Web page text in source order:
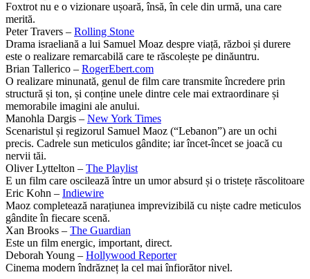
Foxtrot nu e o vizionare ușoară, însă, în cele din urmă, una care
merită.
Peter Travers – Rolling Stone
Drama israeliană a lui Samuel Moaz despre viață, război și durere
este o realizare remarcabilă care te răscolește pe dinăuntru.
Brian Tallerico – RogerEbert.com
O realizare minunată, genul de film care transmite încredere prin
structură și ton, și conține unele dintre cele mai extraordinare și
memorabile imagini ale anului.
Manohla Dargis – New York Times
Scenaristul și regizorul Samuel Maoz (“Lebanon”) are un ochi
precis. Cadrele sun meticulos gândite; iar încet-încet se joacă cu
nervii tăi.
Oliver Lyttelton – The Playlist
E un film care oscilează între un umor absurd și o tristețe răscolitoare
Eric Kohn – Indiewire
Maoz completează narațiunea imprevizibilă cu niște cadre meticulos
gândite în fiecare scenă.
Xan Brooks – The Guardian
Este un film energic, important, direct.
Deborah Young – Hollywood Reporter
Cinema modern îndrăzneț la cel mai înfiorător nivel.